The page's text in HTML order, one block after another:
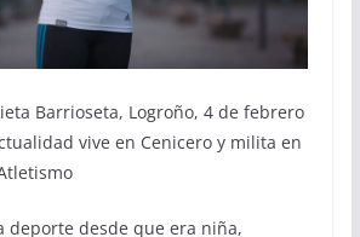
Barrioseta, Logroño, 4 de febrero
vive en Cenicero y milita en
deporte desde que era niña,